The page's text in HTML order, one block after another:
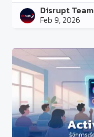
Disrupt Team
Feb 9, 2026